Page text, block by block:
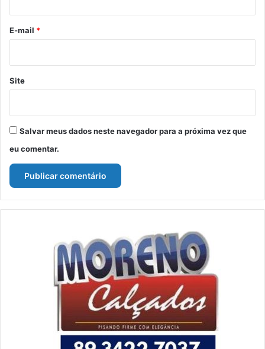
*
E-mail *
Site
Salvar meus dados neste navegador para a próxima vez que
eu comentar.